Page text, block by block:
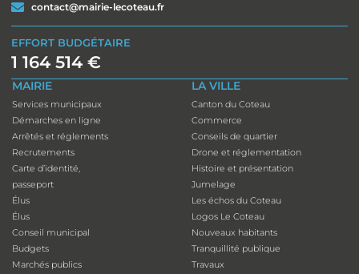
contact@mairie-lecoteau.fr
EFFORT BUDGÉTAIRE
1 164 514 €
MAIRIE
Services municipaux
Démarches en ligne
Arrêtés et réglements
Recrutements
Carte d’identité,
passeport
Élus
Élus
Conseil municipal
Budgets
Marchés publics
LA VILLE
Canton du Coteau
Commerce
Conseils de quartier
Drone et réglementation
Histoire et présentation
Jumelage
Les échos du Coteau
Logos Le Coteau
Nouveaux habitants
Tranquillité publique
Travaux